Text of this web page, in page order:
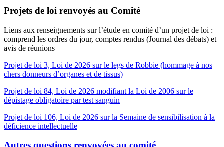
Projets de loi renvoyés au Comité
Liens aux renseignements sur l’étude en comité d’un projet de loi :
comprend les ordres du jour, comptes rendus (Journal des débats) et
avis de réunions
Projet de loi 3, Loi de 2026 sur le legs de Robbie (hommage à nos
chers donneurs d’organes et de tissus)
Projet de loi 84, Loi de 2026 modifiant la Loi de 2006 sur le
dépistage obligatoire par test sanguin
Projet de loi 106, Loi de 2026 sur la Semaine de sensibilisation à la
déficience intellectuelle